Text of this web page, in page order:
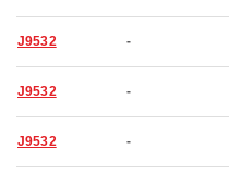
J9532 -
J9532 -
J9532 -